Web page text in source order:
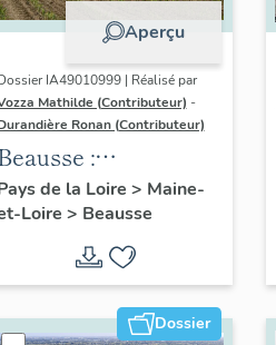
Aperçu
IA49010999 | Réalisé par
Mathilde (Contributeur) -
Ronan (Contributeur)
:
de la
de la Loire > Maine-
Loire > Beausse
Dossier